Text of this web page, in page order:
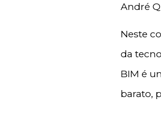
André
Neste
da
BIM é
barato,